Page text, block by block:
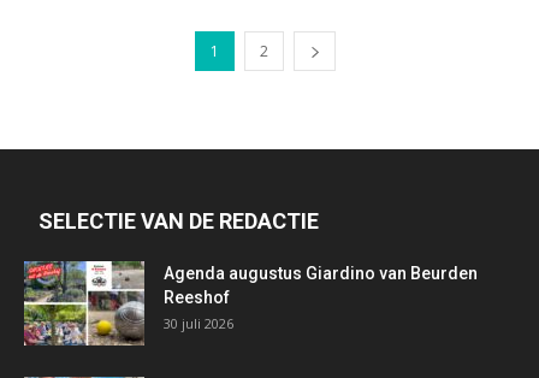
1 2
SELECTIE VAN DE REDACTIE
Agenda augustus Giardino van Beurden
Reeshof
30 juli 2026